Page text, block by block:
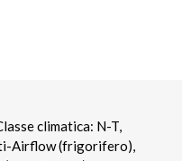
climatica: N-T,
Airflow (frigorifero),